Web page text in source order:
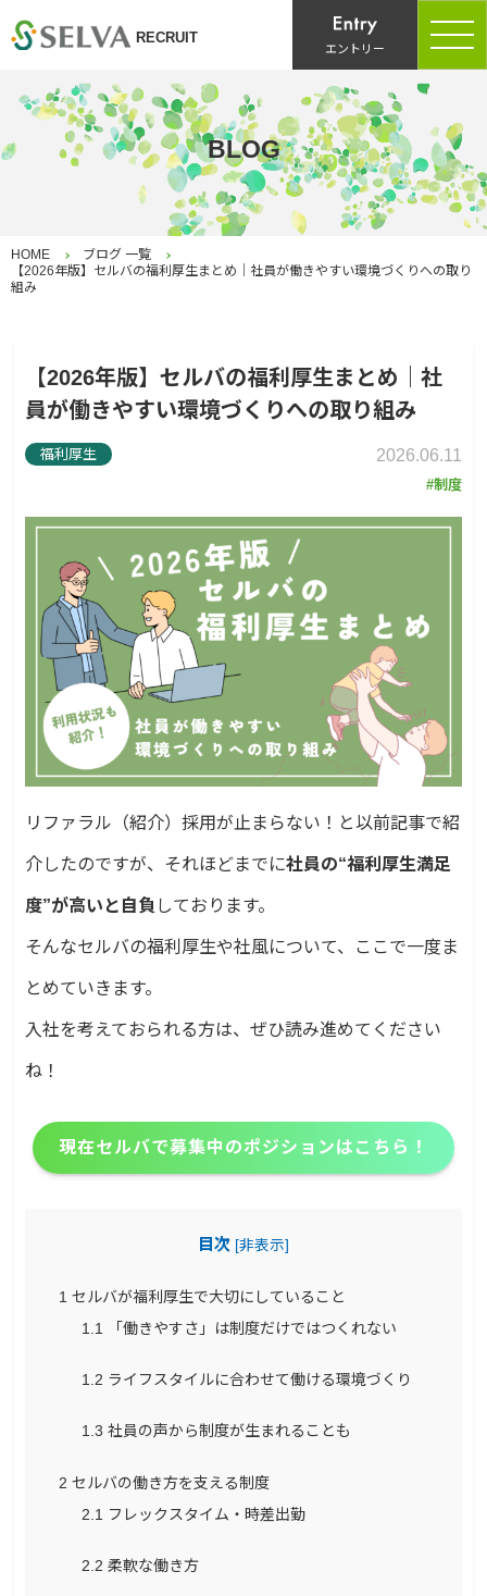
RECRUIT
エントリー
BLOG
HOME
ブログ 一覧
【2026年版】セルバの福利厚生まとめ｜社員が働きやすい環境づくりへの取り
組み
【2026年版】セルバの福利厚生まとめ｜社
員が働きやすい環境づくりへの取り組み
福利厚生 2026.06.11
制度
リファラル（紹介）採用が止まらない！ と以前記事で紹
介したのですが、それほどまでに社員の“福利厚生満足
度”が高いと自負 しております。
そんなセルバの福利厚生や社風について、ここで一度ま
とめていきます。
入社を考えておられる方は、ぜひ読み進めてください
ね！
現在セルバで募集中のポジションはこちら！
目次 [非表示]
1 セルバが福利厚生で大切にしていること
1.1
「働きやすさ」は制度だけではつくれない
1.2 ライフスタイルに合わせて働ける環境づくり
1.3 社員の声から制度が生まれることも
2 セルバの働き方を支える制度
2.1 フレックスタイム・時差出勤
2.2 柔軟な働き方